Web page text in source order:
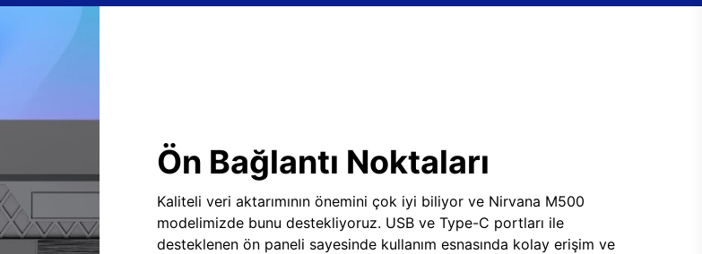
Ön Bağlantı Noktaları
Kaliteli veri aktarımının önemini çok iyi biliyor ve Nirvana M500
modelimizde bunu destekliyoruz. USB ve Type-C portları ile
desteklenen ön paneli sayesinde kullanım esnasında kolay erişim ve